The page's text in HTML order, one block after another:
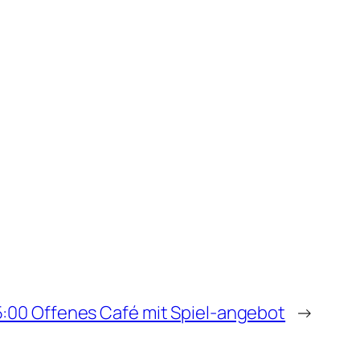
Offenes Café mit Spiel-angebot →